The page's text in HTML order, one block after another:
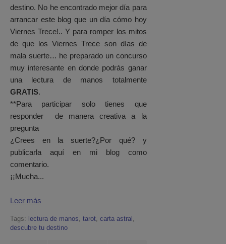
destino. No he encontrado mejor día para
arrancar este blog que un día cómo hoy
Viernes Trece!.. Y para romper los mitos
de que los Viernes Trece son días de
mala suerte… he preparado un concurso
muy interesante en donde podrás ganar
una lectura de manos totalmente
GRATIS.
**Para participar solo tienes que
responder de manera creativa a la
pregunta
¿Crees en la suerte?¿Por qué? y
publicarla aquí en mi blog como
comentario.
¡¡Mucha...
Leer más
Tags: lectura de manos, tarot, carta astral ,
descubre tu destino